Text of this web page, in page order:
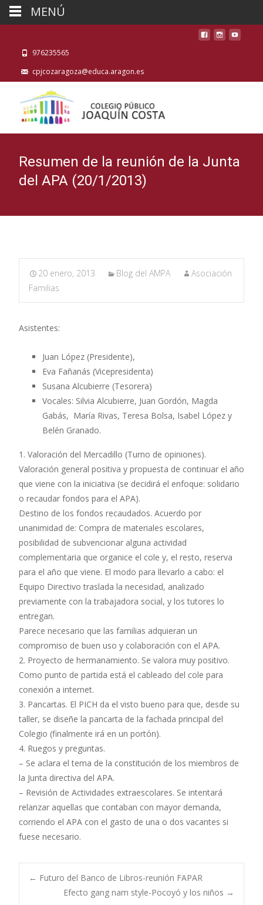
976235565
cpjcozaragoza@educa.aragon.es
Resumen de la reunión de la Junta
del APA (20/1/2013)
20 enero, 2013 Blog del AMPA
Asociación
Familias
Asistentes:
Juan López (Presidente),
Eva Fañanás (Vicepresidenta)
Susana Alcubierre (Tesorera)
Vocales: Silvia Alcubierre, Juan Gordón, Magda
Gabás, María Rivas, Teresa Bolsa, Isabel López y
Belén Granado.
1. Valoración del Mercadillo (Turno de opiniones).
Valoración general positiva y propuesta de continuar el año
que viene con la iniciativa (se decidirá el enfoque: solidario
o recaudar fondos para el APA).
Destino de los fondos recaudados. Acuerdo por
unanimidad de: Compra de materiales escolares,
posibilidad de subvencionar alguna actividad
complementaria que organice el cole y, el resto, reserva
para el año que viene. El modo para llevarlo a cabo: el
Equipo Directivo traslada la necesidad, analizado
previamente con la trabajadora social, y los tutores lo
entregan.
Parece necesario que las familias adquieran un
compromiso de buen uso y colaboración con el APA.
2. Proyecto de hermanamiento. Se valora muy positivo.
Como punto de partida está el cableado del cole para
conexión a internet.
3. Pancartas. El PICH da el visto bueno para que, desde su
taller, se diseñe la pancarta de la fachada principal del
Colegio (finalmente irá en un portón).
4. Ruegos y preguntas.
– Se aclara el tema de la constitución de los miembros de
la Junta directiva del APA.
– Revisión de Actividades extraescolares. Se intentará
relanzar aquellas que contaban con mayor demanda,
corriendo el APA con el gasto de una o dos vacantes si
fuese necesario.
Navegación
← Futuro del Banco de Libros-reunión FAPAR
Efecto gang nam style-Pocoyó y los niños →
MENÚ